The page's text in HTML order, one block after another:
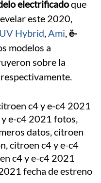
electrificadoque
este 2020,
Hybrid,Ami,ë-
modelos a
sobre la